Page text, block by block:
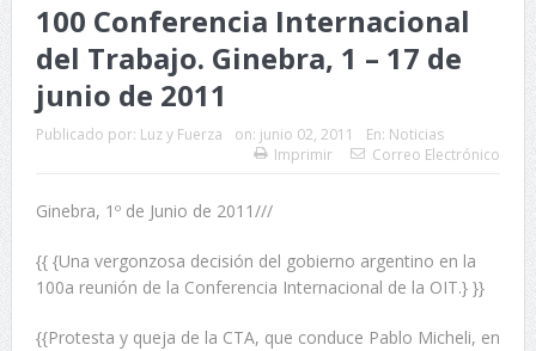
100 Conferencia Internacional
del Trabajo. Ginebra, 1 – 17 de
junio de 2011
Publicado por: Luz y Fuerza on: junio 02, 2011 En: Noticias
Imprimir
Correo Electrónico
Ginebra, 1º de Junio de 2011///
{{ {Una vergonzosa decisión del gobierno argentino en la
100a reunión de la Conferencia Internacional de la OIT.} }}
{{Protesta y queja de la CTA, que conduce Pablo Micheli, en